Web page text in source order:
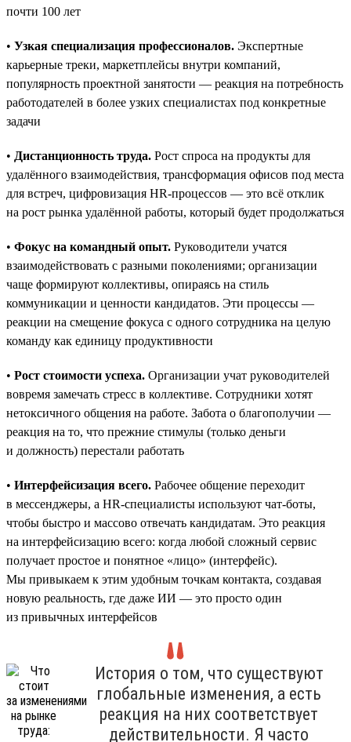
почти 100 лет
• Узкая специализация профессионалов. Экспертные
карьерные треки, маркетплейсы внутри компаний,
популярность проектной занятости — реакция на потребность
работодателей в более узких специалистах под конкретные
задачи
• Дистанционность труда. Рост спроса на продукты для
удалённого взаимодействия, трансформация офисов под места
для встреч, цифровизация HR-процессов — это всё отклик
на рост рынка удалённой работы, который будет продолжаться
• Фокус на командный опыт. Руководители учатся
взаимодействовать с разными поколениями; организации
чаще формируют коллективы, опираясь на стиль
коммуникации и ценности кандидатов. Эти процессы —
реакции на смещение фокуса с одного сотрудника на целую
команду как единицу продуктивности
• Рост стоимости успеха. Организации учат руководителей
вовремя замечать стресс в коллективе. Сотрудники хотят
нетоксичного общения на работе. Забота о благополучии —
реакция на то, что прежние стимулы (только деньги
и должность) перестали работать
• Интерфейсизация всего. Рабочее общение переходит
в мессенджеры, а HR-специалисты используют чат-боты,
чтобы быстро и массово отвечать кандидатам. Это реакция
на интерфейсизацию всего: когда любой сложный сервис
получает простое и понятное «лицо» (интерфейс).
Мы привыкаем к этим удобным точкам контакта, создавая
новую реальность, где даже ИИ — это просто один
из привычных интерфейсов
История о том, что существуют
глобальные изменения, а есть
реакция на них соответствует
действительности. Я часто